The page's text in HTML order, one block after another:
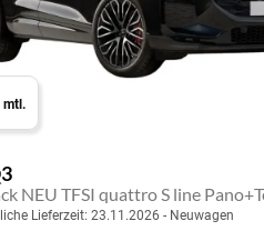
mtl.
Lieferzeit: 23.11.2026 Neuwagen